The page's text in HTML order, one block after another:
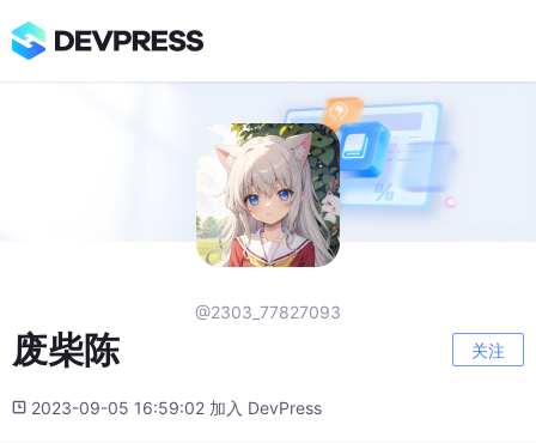
@2303_77827093
废柴陈 关注
2023-09-05 16:59:02 加入 DevPress